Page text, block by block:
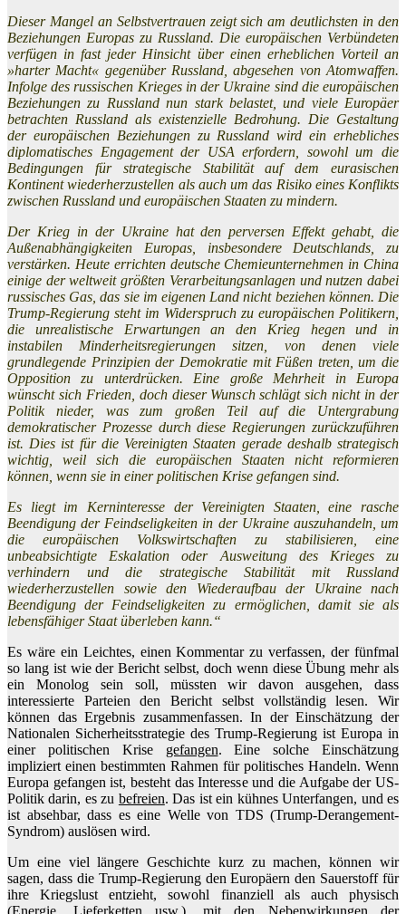
Dieser Mangel an Selbstvertrauen zeigt sich am deutlichsten in den
Beziehungen Europas zu Russland. Die europäischen Verbündeten
verfügen in fast jeder Hinsicht über einen erheblichen Vorteil an
»harter Macht« gegenüber Russland, abgesehen von Atomwaffen.
Infolge des russischen Krieges in der Ukraine sind die europäischen
Beziehungen zu Russland nun stark belastet, und viele Europäer
betrachten Russland als existenzielle Bedrohung. Die Gestaltung
der europäischen Beziehungen zu Russland wird ein erhebliches
diplomatisches Engagement der USA erfordern, sowohl um die
Bedingungen für strategische Stabilität auf dem eurasischen
Kontinent wiederherzustellen als auch um das Risiko eines Konflikts
zwischen Russland und europäischen Staaten zu mindern.
Der Krieg in der Ukraine hat den perversen Effekt gehabt, die
Außenabhängigkeiten Europas, insbesondere Deutschlands, zu
verstärken. Heute errichten deutsche Chemieunternehmen in China
einige der weltweit größten Verarbeitungsanlagen und nutzen dabei
russisches Gas, das sie im eigenen Land nicht beziehen können. Die
Trump-Regierung steht im Widerspruch zu europäischen Politikern,
die unrealistische Erwartungen an den Krieg hegen und in
instabilen Minderheitsregierungen sitzen, von denen viele
grundlegende Prinzipien der Demokratie mit Füßen treten, um die
Opposition zu unterdrücken. Eine große Mehrheit in Europa
wünscht sich Frieden, doch dieser Wunsch schlägt sich nicht in der
Politik nieder, was zum großen Teil auf die Untergrabung
demokratischer Prozesse durch diese Regierungen zurückzuführen
ist. Dies ist für die Vereinigten Staaten gerade deshalb strategisch
wichtig, weil sich die europäischen Staaten nicht reformieren
können, wenn sie in einer politischen Krise gefangen sind.
Es liegt im Kerninteresse der Vereinigten Staaten, eine rasche
Beendigung der Feindseligkeiten in der Ukraine auszuhandeln, um
die europäischen Volkswirtschaften zu stabilisieren, eine
unbeabsichtigte Eskalation oder Ausweitung des Krieges zu
verhindern und die strategische Stabilität mit Russland
wiederherzustellen sowie den Wiederaufbau der Ukraine nach
Beendigung der Feindseligkeiten zu ermöglichen, damit sie als
lebensfähiger Staat überleben kann.“
Es wäre ein Leichtes, einen Kommentar zu verfassen, der fünfmal
so lang ist wie der Bericht selbst, doch wenn diese Übung mehr als
ein Monolog sein soll, müssten wir davon ausgehen, dass
interessierte Parteien den Bericht selbst vollständig lesen. Wir
können das Ergebnis zusammenfassen. In der Einschätzung der
Nationalen Sicherheitsstrategie des Trump-Regierung ist Europa in
einer politischen Krise gefangen. Eine solche Einschätzung
impliziert einen bestimmten Rahmen für politisches Handeln. Wenn
Europa gefangen ist, besteht das Interesse und die Aufgabe der US-
Politik darin, es zu befreien. Das ist ein kühnes Unterfangen, und es
ist absehbar, dass es eine Welle von TDS (Trump-Derangement-
Syndrom) auslösen wird.
Um eine viel längere Geschichte kurz zu machen, können wir
sagen, dass die Trump-Regierung den Europäern den Sauerstoff für
ihre Kriegslust entzieht, sowohl finanziell als auch physisch